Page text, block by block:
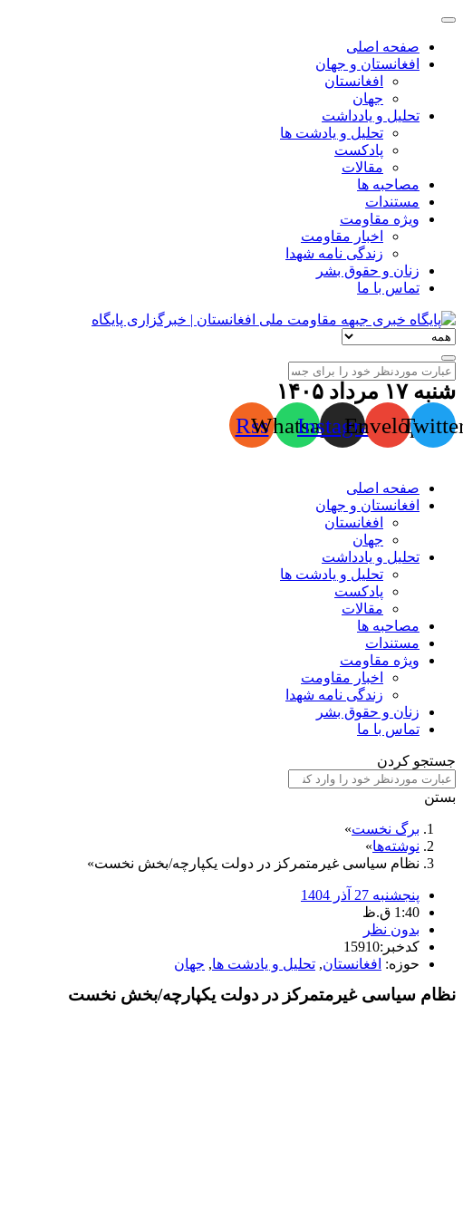
صفحه اصلی
افغانستان و جهان
افغانستان
جهان
تحلیل و یادداشت
تحلیل و یادشت ها
پادکست
مقالات
مصاحبه ها
مستندات
ویژه مقاومت
اخبار مقاومت
زندگی نامه شهدا
زنان و حقوق بشر
تماس با ما
شنبه ۱۷ مرداد ۱۴۰۵
Envelope
Instagram
Whatsapp
Rss
صفحه اصلی
افغانستان و جهان
افغانستان
جهان
تحلیل و یادداشت
تحلیل و یادشت ها
پادکست
مقالات
مصاحبه ها
مستندات
ویژه مقاومت
اخبار مقاومت
زندگی نامه شهدا
زنان و حقوق بشر
تماس با ما
جستجو کردن
بستن
برگ نخست
نوشته‌ها
نظام سیاسی غیرمتمرکز در دولت یکپارچه/بخش نخست
پنجشنبه 27 آذر 1404
1:40 ق.ظ
بدون نظر
کدخبر:15910
حوزه: افغانستان, تحلیل و یادشت ها, جهان
نظام سیاسی غیرمتمرکز در دولت یکپارچه/بخش نخست